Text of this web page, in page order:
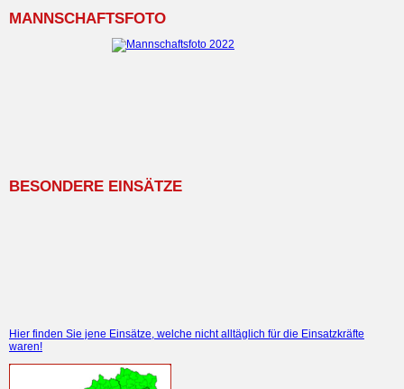
MANNSCHAFTSFOTO
BESONDERE EINSÄTZE
Hier finden Sie jene Einsätze, welche nicht alltäglich für die Einsatzkräfte
waren!